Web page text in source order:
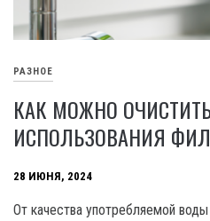
РАЗНОЕ
КАК МОЖНО
ИСПОЛЬЗОВАНИЯ
28 ИЮНЯ, 2024
От качества употребляемой